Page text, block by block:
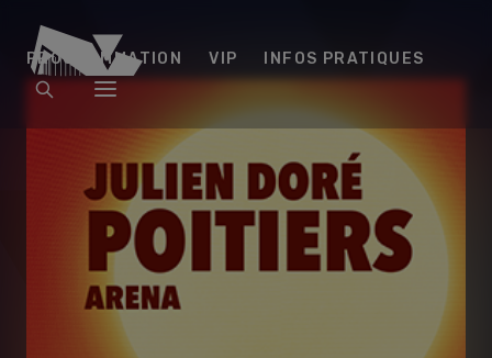
Arena
Futuroscope
PROGRAMMATION VIP INFOS PRATIQUES